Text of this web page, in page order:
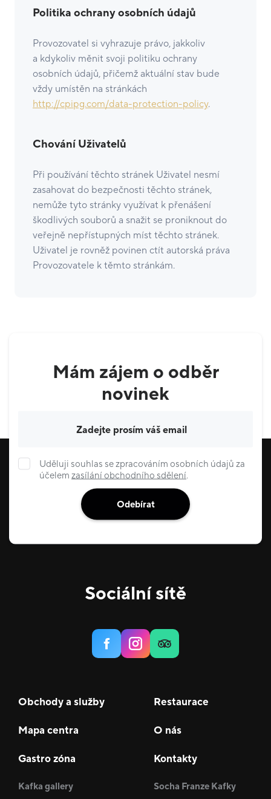
Politika ochrany osobních údajů
Provozovatel si vyhrazuje právo, jakkoliv
a kdykoliv měnit svoji politiku ochrany
osobních údajů, přičemž aktuální stav bude
vždy umístěn na stránkách
http://cpipg.com/data-protection-policy.
Chování Uživatelů
Při používání těchto stránek Uživatel nesmí
zasahovat do bezpečnosti těchto stránek,
nemůže tyto stránky využívat k přenášení
škodlivých souborů a snažit se proniknout do
veřejně nepřístupných míst těchto stránek.
Uživatel je rovněž povinen ctít autorská práva
Provozovatele k těmto stránkám.
Mám zájem o odběr
novinek
Uděluji souhlas se zpracováním osobních údajů za
účelem zasílání obchodního sdělení.
Odebírat
Sociální sítě
Obchody a služby Restaurace
Mapa centra O nás
Gastro zóna Kontakty
Kafka gallery Socha Franze Kafky